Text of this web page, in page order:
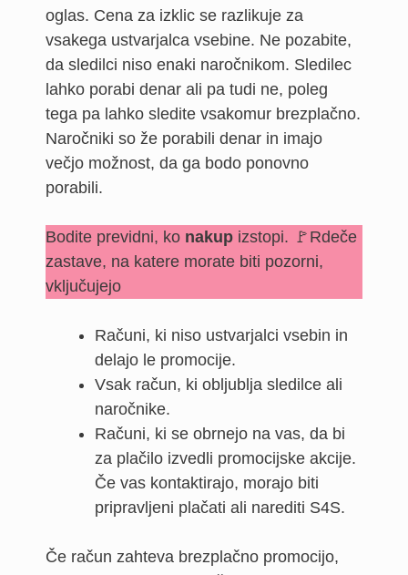
oglas. Cena za izklic se razlikuje za
vsakega ustvarjalca vsebine. Ne pozabite,
da sledilci niso enaki naročnikom. Sledilec
lahko porabi denar ali pa tudi ne, poleg
tega pa lahko sledite vsakomur brezplačno.
Naročniki so že porabili denar in imajo
večjo možnost, da ga bodo ponovno
porabili.
Bodite previdni, ko nakup izstopi. 🚩Rdeče
zastave, na katere morate biti pozorni,
vključujejo
Računi, ki niso ustvarjalci vsebin in
delajo le promocije.
Vsak račun, ki obljublja sledilce ali
naročnike.
Računi, ki se obrnejo na vas, da bi
za plačilo izvedli promocijske akcije.
Če vas kontaktirajo, morajo biti
pripravljeni plačati ali narediti S4S.
Če račun zahteva brezplačno promocijo,